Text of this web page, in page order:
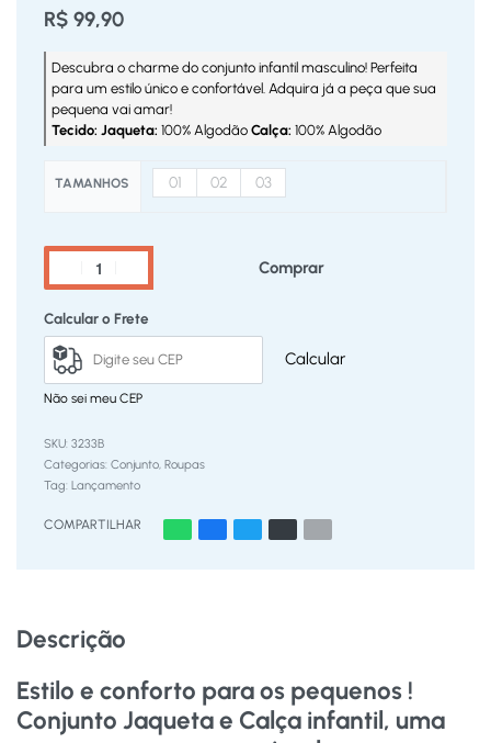
R$ 99,90
Descubra o charme do conjunto infantil masculino! Perfeita
para um estilo único e confortável. Adquira já a peça que sua
pequena vai amar!
Tecido: Jaqueta: 100% Algodão Calça: 100% Algodão
TAMANHOS 01 02 03
Comprar
Calcular o Frete
Calcular
Não sei meu CEP
3233B
Categorias: Conjunto, Roupas
Tag: Lançamento
COMPARTILHAR
Descrição
Estilo e conforto para os pequenos !
Conjunto Jaqueta e Calça infantil, uma